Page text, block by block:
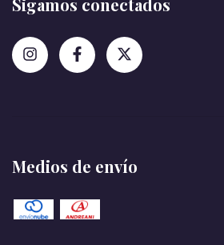
Sigamos conectados
Medios de envío